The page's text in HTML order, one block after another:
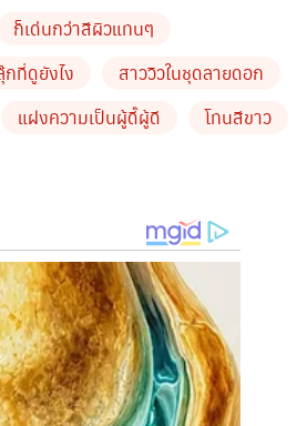
ก็เด่นกว่าสีผิวแทนๆ
ที่ดูยังไง
สาววิวในชุดลายดอก
แฝงความเป็นผู้ดี๊ผู้ดี
โทนสีขาว